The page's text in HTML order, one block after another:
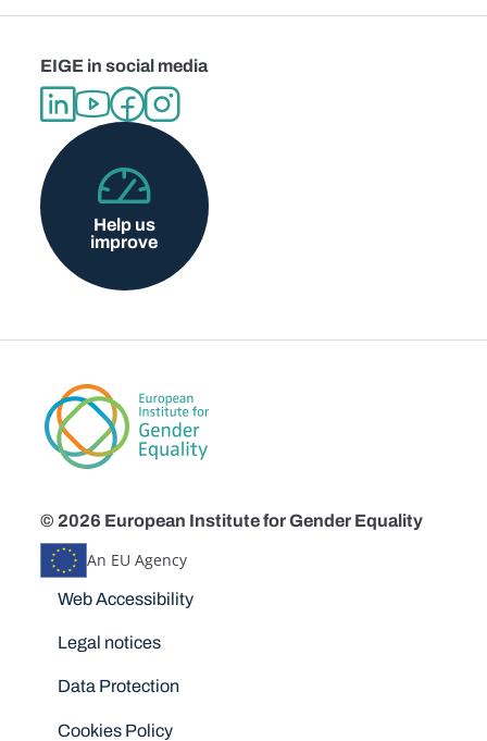
EIGE in social media
Help us
improve
© 2026 European Institute for Gender Equality
An EU Agency
Disclaimers
Web Accessibility
Legal notices
Data Protection
Cookies Policy